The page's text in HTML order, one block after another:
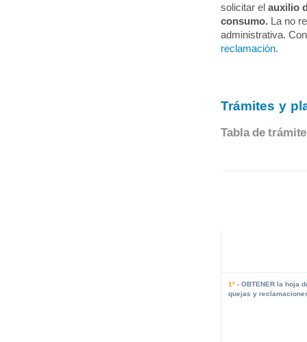
solicitar elauxilio
consumo. La no
administrativa.
reclamación.
Trámites y
Tabla de
1º - OBTENER la hoja
quejas y